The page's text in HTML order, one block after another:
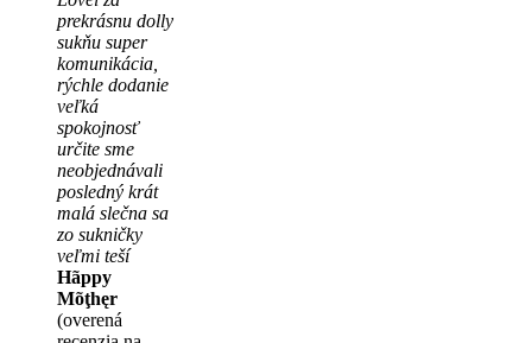
prekrásnu dolly
sukňu super
komunikácia,
rýchle dodanie
veľká
spokojnosť
určite sme
neobjednávali
posledný krát
malá slečna sa
zo sukničky
veľmi teší
Hãppy
Mõţhęr
(overená